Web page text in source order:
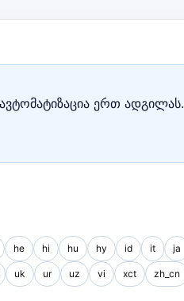
ერთ ადგილას.
he hi hu hy id it ja
uk ur uz vi xct zh_cn